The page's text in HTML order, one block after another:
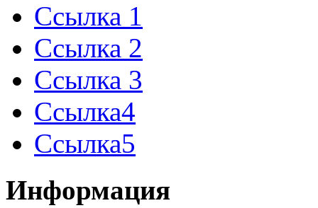
Ссылка 1
Ссылка 2
Ссылка 3
Ссылка4
Ссылка5
Информация